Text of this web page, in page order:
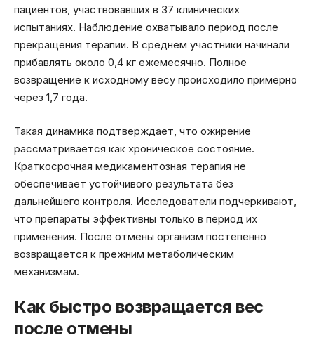
пациентов, участвовавших в 37 клинических
испытаниях. Наблюдение охватывало период после
прекращения терапии. В среднем участники начинали
прибавлять около 0,4 кг ежемесячно. Полное
возвращение к исходному весу происходило примерно
через 1,7 года.
Такая динамика подтверждает, что ожирение
рассматривается как хроническое состояние.
Краткосрочная медикаментозная терапия не
обеспечивает устойчивого результата без
дальнейшего контроля. Исследователи подчеркивают,
что препараты эффективны только в период их
применения. После отмены организм постепенно
возвращается к прежним метаболическим
механизмам.
Как быстро возвращается вес
после отмены